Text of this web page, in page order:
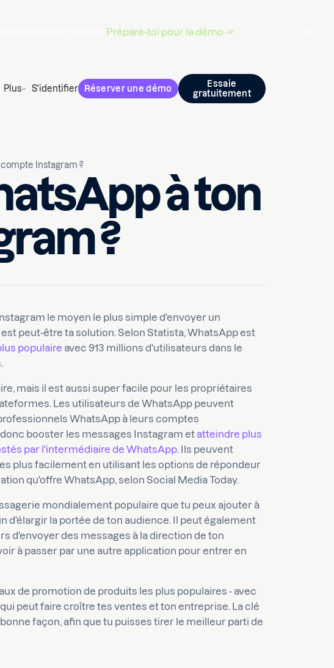
Prépare-toi pour la démo ->
Plus S'identifier Réserver une démo
Essaie
gratuitement
Instagram ?
à ton
?
le moyen le plus simple d'envoyer un
peut-être ta solution. Selon Statista, WhatsApp est
populaire avec 913 millions d'utilisateurs dans le
mais il est aussi super facile pour les propriétaires
Les utilisateurs de WhatsApp peuvent
WhatsApp à leurs comptes
booster les messages Instagram etatteindre plus
par l'intermédiaire de WhatsApp. Ils peuvent
plus facilement en utilisant les options de répondeur
qu'offre WhatsApp, selon Social Media Today.
mondialement populaire que tu peux ajouter à
d'élargir la portée de ton audience. Il peut également
d'envoyer des messages à la direction de ton
à passer par une autre application pour entrer en
de promotion de produits les plus populaires - avec
peut faire croître tes ventes et ton entreprise. La clé
façon, afin que tu puisses tirer le meilleur parti de